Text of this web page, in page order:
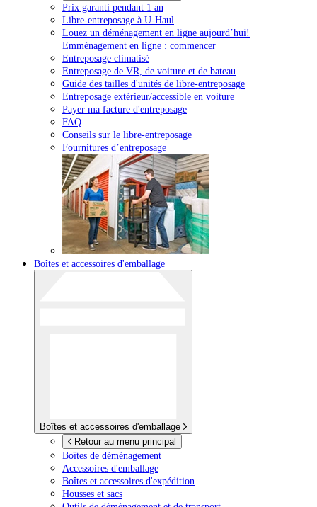
Prix garanti pendant 1 an
Libre-entreposage à U-Haul
Louez un déménagement en ligne aujourd’hui!
Emménagement en ligne : commencer
Entreposage climatisé
Entreposage de VR, de voiture et de bateau
Guide des tailles d'unités de libre-entreposage
Entreposage extérieur/accessible en voiture
Payer ma facture d'entreposage
FAQ
Conseils sur le libre-entreposage
Fournitures d’entreposage
Boîtes et accessoires d'emballage
Boîtes et accessoires d'emballage
Retour au menu principal
Boîtes de déménagement
Accessoires d'emballage
Boîtes et accessoires d'expédition
Housses et sacs